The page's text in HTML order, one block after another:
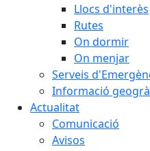
Llocs d'interès
Rutes
On dormir
On menjar
Serveis
Informació
Actualitat
Comunicació
Avisos